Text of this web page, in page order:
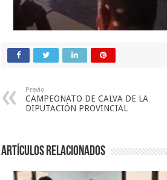
Previo
CAMPEONATO DE CALVA DE LA
DIPUTACIÓN PROVINCIAL
Artículos relacionados